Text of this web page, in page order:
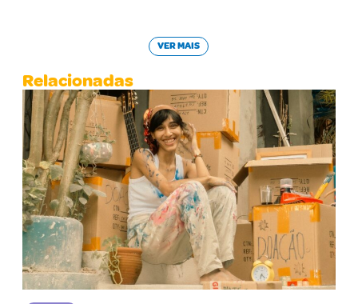
VER MAIS
Relacionadas